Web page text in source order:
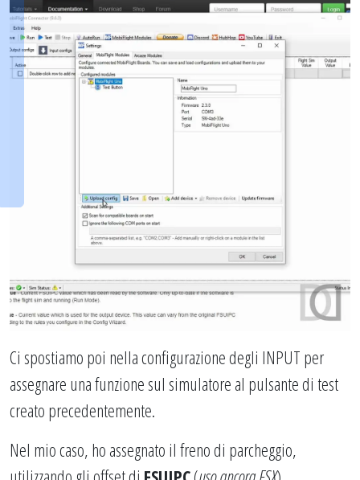
Ci spostiamo poi nella configurazione degli INPUT per
assegnare una funzione sul simulatore al pulsante di test
creato precedentemente.
Nel mio caso, ho assegnato il freno di parcheggio,